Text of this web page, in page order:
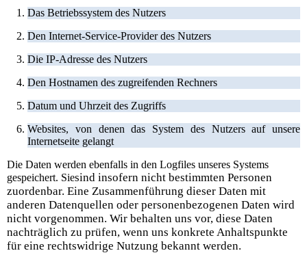
Das Betriebssystem des Nutzers
Den Internet-Service-Provider des Nutzers
Die IP-Adresse des Nutzers
Den Hostnamen des zugreifenden Rechners
Datum und Uhrzeit des Zugriffs
Websites, von denen das System des Nutzers auf unsere
Internetseite gelangt
Die Daten werden ebenfalls in den Logfiles unseres Systems
gespeichert. Siesind insofern nicht bestimmten Personen
zuordenbar. Eine Zusammenführung dieser Daten mit
anderen Datenquellen oder personenbezogenen Daten wird
nicht vorgenommen. Wir behalten uns vor, diese Daten
nachträglich zu prüfen, wenn uns konkrete Anhaltspunkte
für eine rechtswidrige Nutzung bekannt werden.